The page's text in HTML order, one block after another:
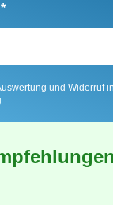
und Widerruf